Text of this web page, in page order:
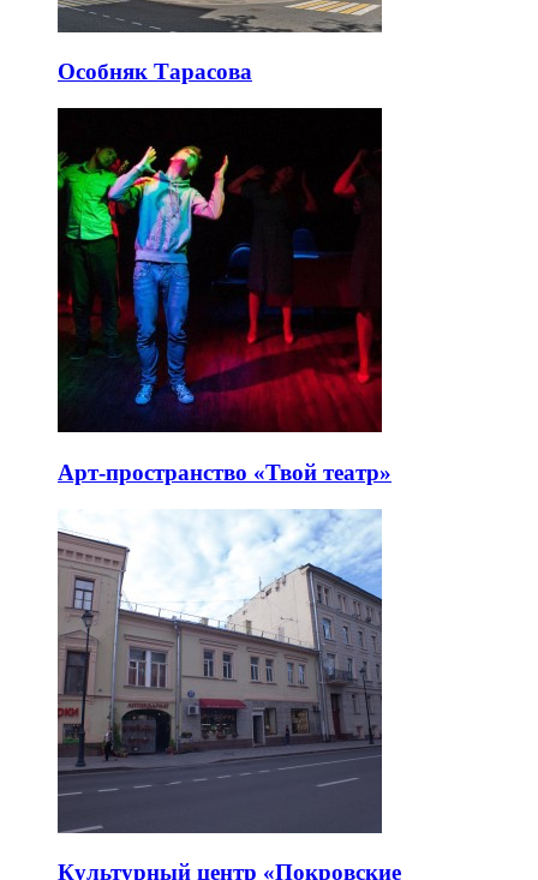
Особняк Тарасова
Арт-пространство «Твой театр»
Культурный центр «Покровские